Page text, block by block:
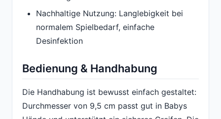
Nachhaltige Nutzung: Langlebigkeit bei
normalem Spielbedarf, einfache
Desinfektion
Bedienung & Handhabung
Die Handhabung ist bewusst einfach gestaltet:
Durchmesser von 9,5 cm passt gut in Babys